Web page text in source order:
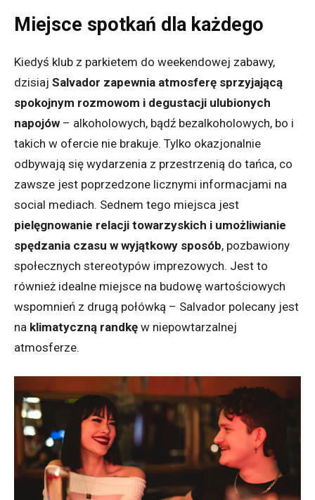
Miejsce spotkań dla każdego
Kiedyś klub z parkietem do weekendowej zabawy,
dzisiaj Salvador zapewnia atmosferę sprzyjającą
spokojnym rozmowom i degustacji ulubionych
napojów – alkoholowych, bądź bezalkoholowych, bo i
takich w ofercie nie brakuje. Tylko okazjonalnie
odbywają się wydarzenia z przestrzenią do tańca, co
zawsze jest poprzedzone licznymi informacjami na
social mediach. Sednem tego miejsca jest
pielęgnowanie relacji towarzyskich i umożliwianie
spędzania czasu w wyjątkowy sposób, pozbawiony
społecznych stereotypów imprezowych. Jest to
również idealne miejsce na budowę wartościowych
wspomnień z drugą połówką – Salvador polecany jest
na klimatyczną randkę w niepowtarzalnej
atmosferze.